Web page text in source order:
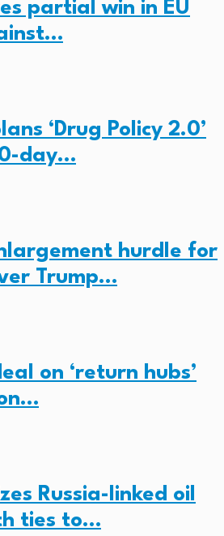
partial win in EU
‘Drug Policy 2.0’
day…
hurdle for
Trump…
on ‘return hubs’
Russia-linked oil
ties to…